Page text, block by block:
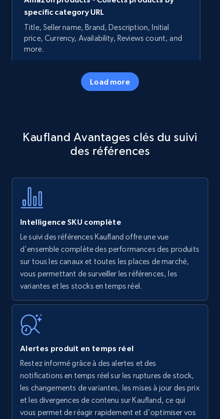
specific category URL
Title, Seller name, Brand, Description, Initial
price, Currency, Availability, Reviews count, and
more.
5.7K+ Commencer
specific keywords
Title, Seller name, Brand, Description, Initial
Amazon products - find products by using
upc numbers
Title, Seller name, Brand, Description, Initial
price, Currency, Availability, Reviews count, and
35.3K+
Amazon Reviews
URL, Product name, Product rating, Product
rating object, Product rating max, Rating,
Author name, Asin, and more.
Load more
Kaufland Avantages clés du suivi
des références
Intelligence SKU complète
Le suivi des références Kaufland offre une vue
d'ensemble complète des performances des produits
sur tous les canaux et toutes les places de marché,
vous permettant de surveiller les références, les
variantes et les stocks en temps réel.
Alertes produit en temps réel
Restez informé grâce à des alertes et des
notifications en temps réel sur les ruptures de stock,
les changements de variantes, les mises à jour des prix
et les divergences de contenu sur Kaufland, ce qui
vous permet de réagir rapidement et d'optimiser vos